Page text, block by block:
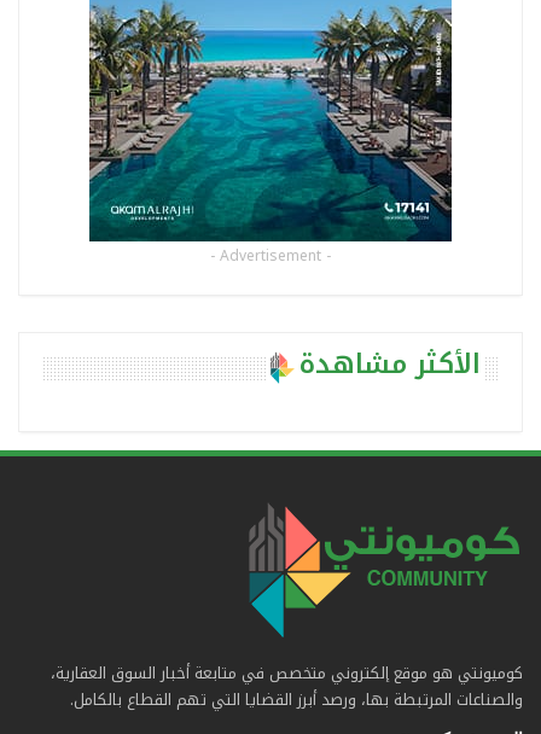
- Advertisement -
الأكثر مشاهدة
كوميونتي هو موقع إلكتروني متخصص في متابعة أخبار السوق العقارية،
والصناعات المرتبطة بها، ورصد أبرز القضايا التي تهم القطاع بالكامل.